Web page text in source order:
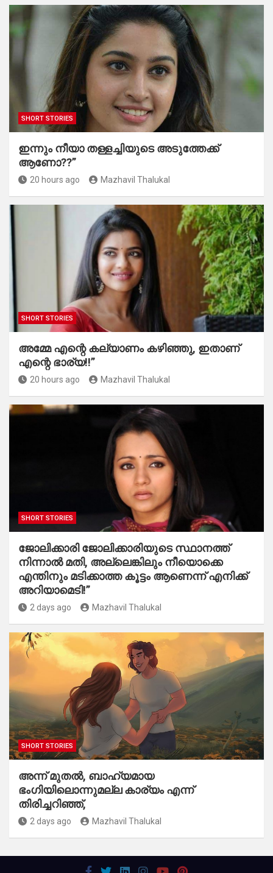
SHORT STORIES
ഇന്നും നീയാ തള്ളച്ചിയുടെ അടുത്തേക്ക്
ആണോ??”
20 hours ago Mazhavil Thalukal
SHORT STORIES
അമ്മേ എന്റെ കല്യാണം കഴിഞ്ഞു, ഇതാണ്
എന്റെ ഭാര്യ!!”
20 hours ago Mazhavil Thalukal
SHORT STORIES
ജോലിക്കാരി ജോലിക്കാരിയുടെ സ്ഥാനത്ത്
നിന്നാൽ മതി, അല്ലെങ്കിലും നീയൊക്കെ
എന്തിനും മടിക്കാത്ത കൂട്ടം ആണെന്ന് എനിക്ക്
അറിയാമെടി!”
2 days ago Mazhavil Thalukal
SHORT STORIES
​അന്ന് മുതൽ, ബാഹ്യമായ
ഭംഗിയിലൊന്നുമല്ല കാര്യം എന്ന്
തിരിച്ചറിഞ്ഞ്,
2 days ago Mazhavil Thalukal